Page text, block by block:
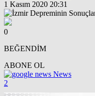
1 Kasım 2020 20:31
0
BEĞENDİM
ABONE OL
News
2